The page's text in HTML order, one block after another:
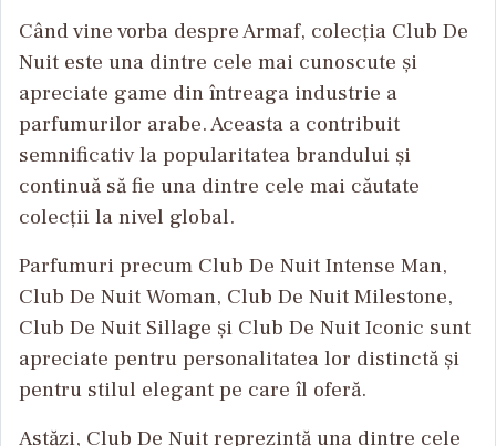
Când vine vorba despre Armaf, colecția Club De
Nuit este una dintre cele mai cunoscute și
apreciate game din întreaga industrie a
parfumurilor arabe. Aceasta a contribuit
semnificativ la popularitatea brandului și
continuă să fie una dintre cele mai căutate
colecții la nivel global.
Parfumuri precum Club De Nuit Intense Man,
Club De Nuit Woman, Club De Nuit Milestone,
Club De Nuit Sillage și Club De Nuit Iconic sunt
apreciate pentru personalitatea lor distinctă și
pentru stilul elegant pe care îl oferă.
Astăzi, Club De Nuit reprezintă una dintre cele